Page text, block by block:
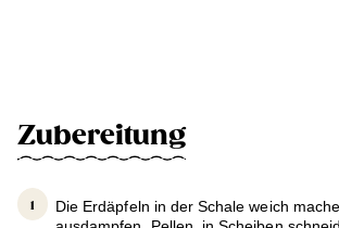
Zubereitung
Die Erdäpfeln in der Schale weich